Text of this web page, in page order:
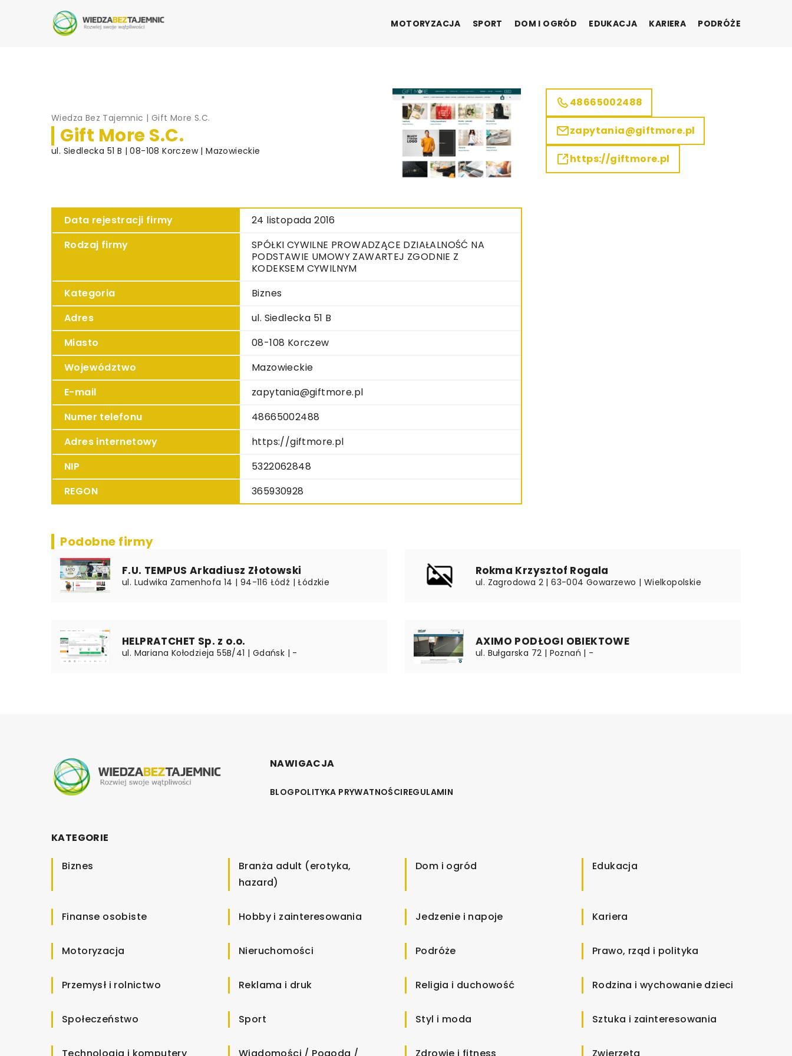
MOTORYZACJA SPORT DOM I OGRÓD EDUKACJA KARIERA PODRÓŻE
Wiedza Bez Tajemnic | Gift More S.C.
Gift More S.C.
ul. Siedlecka 51 B | 08-108 Korczew | Mazowieckie
Data rejestracji firmy
24 listopada 2016
Rodzaj firmy
SPÓŁKI CYWILNE PROWADZĄCE DZIAŁALNOŚĆ NA
PODSTAWIE UMOWY ZAWARTEJ ZGODNIE Z
KODEKSEM CYWILNYM
Kategoria
Biznes
Adres
ul. Siedlecka 51 B
Miasto
08-108 Korczew
Województwo
Mazowieckie
E-mail
zapytania@giftmore.pl
Numer telefonu
48665002488
Adres internetowy
https://giftmore.pl
NIP
5322062848
REGON
365930928
48665002488
zapytania@giftmore.pl
https://giftmore.pl
Podobne firmy
F.U. TEMPUS Arkadiusz Złotowski
ul. Ludwika Zamenhofa 14 | 94-116 Łódź | Łódzkie
Rokma Krzysztof Rogala
ul. Zagrodowa 2 | 63-004 Gowarzewo | Wielkopolskie
HELPRATCHET Sp. z o.o.
ul. Mariana Kołodzieja 55B/41 | Gdańsk | -
AXIMO PODŁOGI OBIEKTOWE
ul. Bułgarska 72 | Poznań | -
NAWIGACJA
BLOGPOLITYKA PRYWATNOŚCIREGULAMIN
KATEGORIE
Biznes
Branża adult (erotyka,
hazard)
Dom i ogród Edukacja
Finanse osobiste Hobby i zainteresowania Jedzenie i napoje Kariera
Motoryzacja Nieruchomości Podróże Prawo, rząd i polityka
Przemysł i rolnictwo Reklama i druk Religia i duchowość Rodzina i wychowanie dzieci
Społeczeństwo Sport Styl i moda Sztuka i zainteresowania
Technologia i komputery Wiadomości / Pogoda / Zdrowie i fitness Zwierzęta